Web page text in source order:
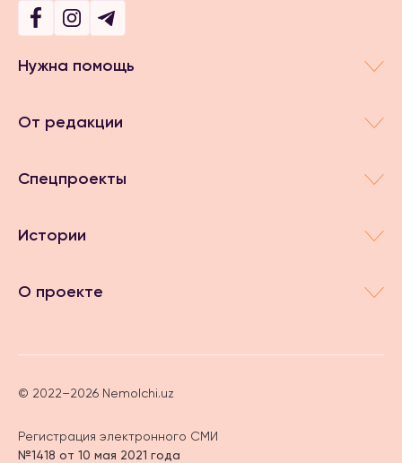
Нужна помощь
От редакции
Спецпроекты
Истории
О проекте
© 2022–2026 Nemolchi.uz
Регистрация электронного СМИ
№1418 от 10 мая 2021 года